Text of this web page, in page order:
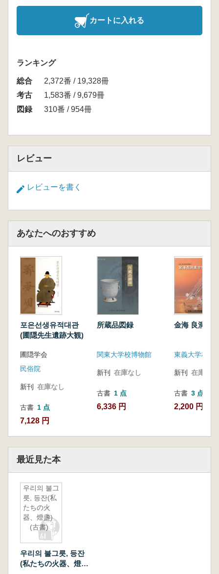
カートに入れる
ランキング
総合
2,372番 / 19,328冊
考古
1,583番 / 9,679冊
図録
310番 / 954冊
レビュー
レビューを書く
あなたへのおすすめ
포은선생유적대관
(圃隠先生遺跡大観)
圃隠学会
民俗院
新刊 在庫なし
古書 1 点
7,128 円
所蔵品図録
関東大学校博物館
新刊 在庫なし
古書 1 点
6,336 円
金海 良洞里
東義大学校博
新刊 在庫なし
古書 3 点
2,200 円~
最近見た本
우리의 불그
릇, 등잔(私
たちの火
器、燈盞)
(古書)
우리의 불그릇, 등잔
(私たちの火器、燈